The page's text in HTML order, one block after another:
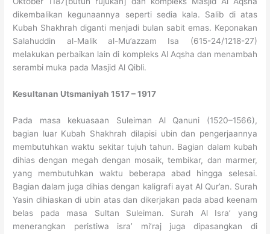
dikembalikan kegunaannya seperti sedia kala. Salib di atas
Kubah Shakhrah diganti menjadi bulan sabit emas. Keponakan
Salahuddin al-Malik al-Mu’azzam Isa (615-24/1218-27)
melakukan perbaikan lain di kompleks Al Aqsha dan menambah
serambi muka pada Masjid Al Qibli.
Kesultanan Utsmaniyah 1517 – 1917
Pada masa kekuasaan Suleiman Al Qanuni (1520–1566),
bagian luar Kubah Shakhrah dilapisi ubin dan pengerjaannya
membutuhkan waktu sekitar tujuh tahun. Bagian dalam kubah
dihias dengan megah dengan mosaik, tembikar, dan marmer,
yang membutuhkan waktu beberapa abad hingga selesai.
Bagian dalam juga dihias dengan kaligrafi ayat Al Qur’an. Surah
Yasin dihiaskan di ubin atas dan dikerjakan pada abad keenam
belas pada masa Sultan Suleiman. Surah Al Isra’ yang
menerangkan peristiwa isra’ mi’raj juga dipasangkan di